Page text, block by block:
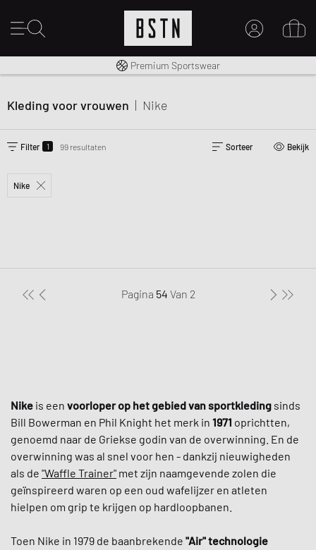
MIJN ACCOUNT
MAAK EEN ACCOUNT AAN
Gratis verzending naar NL vanaf € 100
Premium Sportswear
Kleding voor vrouwen | Nike
Filter 1 99 resultaten Sorteer Bekijk
Nike
Pagina 54 Van 2
Nike is een voorloper op het gebied van sportkleding sinds
Bill Bowerman en Phil Knight het merk in 1971 oprichtten,
genoemd naar de Griekse godin van de overwinning. En de
overwinning was al snel voor hen - dankzij nieuwigheden
als de "Waffle Trainer" met zijn naamgevende zolen die
geïnspireerd waren op een oud wafelijzer en atleten
hielpen om grip te krijgen op hardloopbanen.
Toen Nike in 1979 de baanbrekende "Air" technologie